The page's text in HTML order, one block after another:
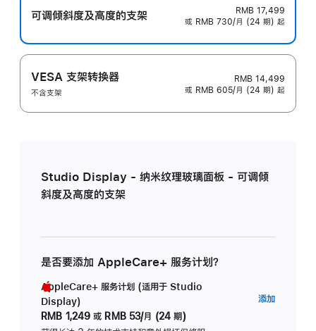
可调倾斜度及高‍度的支‍架
RMB 17,499
或 RMB 730/月 (24 期) 起
VESA 支架转换器
不含支架
RMB 14,499
或 RMB 605/月 (24 期) 起
Studio Display - 纳米纹理玻璃面板 - 可调倾
斜度及高度的支架
是否要添加 AppleCare+ 服务计划？
AppleCare+ 服务计划 (适用于 Studio
Display)
RMB 1,249 或 RMB 53/月 (24 期)
添加